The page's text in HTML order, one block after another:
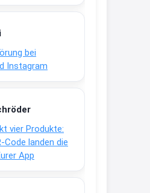
bei
Instagram
vier Produkte:
Code landen die
App
www.erlebe-